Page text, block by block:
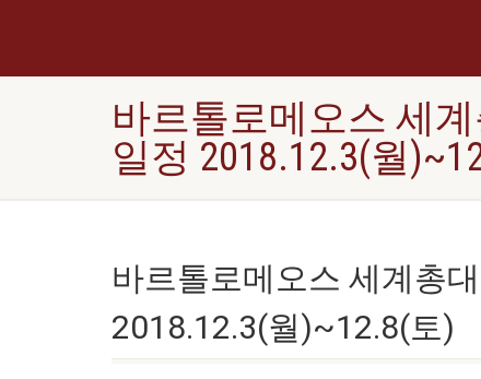
바르톨로메오스 세
일정 2018.12.3(월
바르톨로메오스 세계총
2018.12.3(월)~12.8(토)